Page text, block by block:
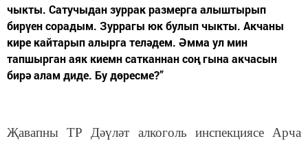
чыкты. Сатучыдан зуррак размерга алыштырып
бирүен сорадым. Зуррагы юк булып чыкты. Акчаны
кире кайтарып алырга теләдем. Әмма ул мин
тапшырган аяк киемн сатканнан соң гына акчасын
бирә алам диде. Бу дөресме?”
Җавапны ТР Дәүләт алкоголь инспекциясе Арча